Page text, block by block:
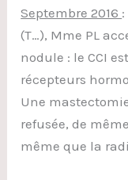
Septembre 2016
(T…), Mme PL
nodule : le CCI
récepteurs
Une
refusée, de
même que la